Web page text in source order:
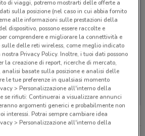
negozi nelle vicinanze
di viaggi, potremo mostrarti delle offerte a
sulla posizione (nel caso in cui abbia fornito
alle informazioni sulle prestazioni della
dispositivo, possono essere raccolte e
comprendere e migliorare la connettività e
sulle delle reti wireless, come meglio indicato
Privacy Policy. Inoltre, i tuoi dati possono
la creazione di report, ricerche di mercato,
basate sulla posizione e analisi delle
le tue preferenze in qualsiasi momento
> Personalizzazione all'interno della
se rifiuti: Continuerai a visualizzare annunci
argomenti generici e probabilmente non
interessi. Potrai sempre cambiare idea
> Personalizzazione all'interno della